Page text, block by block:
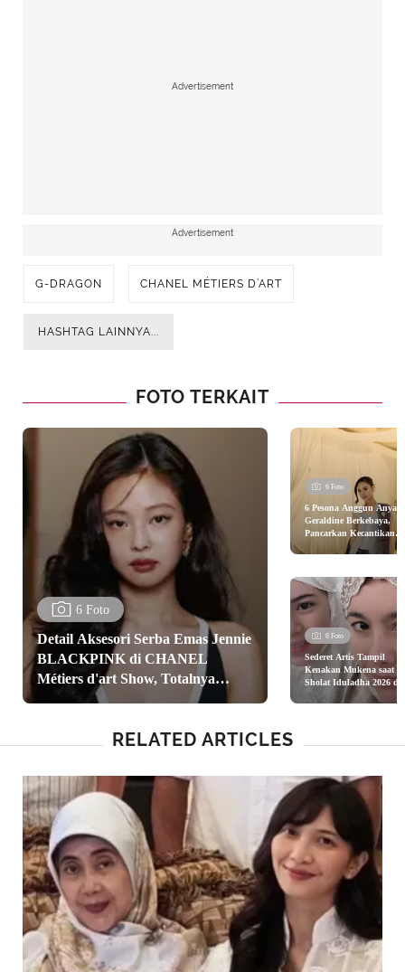
Advertisement
Advertisement
G-DRAGON CHANEL MÉTIERS D’ART
HASHTAG LAINNYA...
FOTO TERKAIT
6 Foto
Detail Aksesori Serba Emas Jennie
BLACKPINK di CHANEL
Métiers d'art Show, Totalnya
Tembus Ratusan Juta
6 Foto
6 Pesona Anggun Anya
Geraldine Berkebaya,
Pancarkan Kecantikan
Perempuan Indonesia
8 Foto
Sederet Artis Tampil
Kenakan Mukena saat
Sholat Iduladha 2026
Wulan Guritno, Nia
RELATED ARTICLES